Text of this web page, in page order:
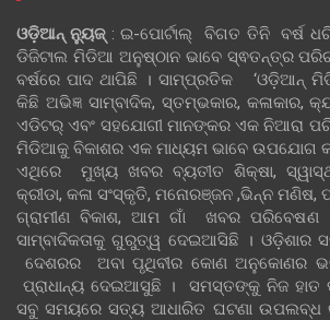
ଓଡ଼ିଆନ୍‍ ନ୍ୟୁଜ୍‍: ଇ-ପୋର୍ଟାଲ୍ ବିଗତ ତିନି ବର୍ଷ
ଡିଜିଟାଲ ମିଡିଆ ଅନୁଷ୍ଠାନ ଭାବେ ସ୍ଵତନ୍ତ୍ର
ବର୍ଷରେ ପାଦ ଥାପିଛି । ସାମ୍ପ୍ରତିକ ‘ଓଡ଼ିଆନ୍‍
କିଛି ଅଭିଜ୍ଞ ସାମ୍ବାଦିକ, ସ୍ତମ୍ଭକାର, କଳାକାର,
ଏଡିଟର୍ ଏବଂ ସହଯୋଗୀ ମାନଙ୍କର ଏକ ନିଆରା
ମିଡିଆକୁ ବିକାଶର ଏକ ମାଧ୍ୟମ ଭାବେ ଉପଯୋଗ
ଏଥିରେ ମୁଖ୍ୟ ଖବର ବ୍ୟତୀତ ଶିକ୍ଷା,
କ୍ରୀଡା, କଳା ସଂସ୍କୃତି, ମନୋରଞ୍ଜନ ,ଭିନ୍ନ ମଣିଷ,
ଗ୍ରାମୀଣ ବିକାଶ, ଆମ ଗାଁ ଖବର
ସାମ୍ବାଦିକତାକୁ ଗୁରୁତ୍ୱ ଦେଇଆସିଛି । ଓଡ଼ିଶାର
ଦେଶରର ଅବା ପୃଥିବୀର କୋଣ ଅନୁକୋଣର
ପ୍ରାଧାନ୍ୟ ଦେଇଆସୁଛି । ସମସ୍ତଙ୍କୁ ନିଜ ହାତ
ସବୁ ସମୟରେ ସତ୍ୟ ଆଧାରିତ ଘଟଣା ଉପଲବ୍ଧ